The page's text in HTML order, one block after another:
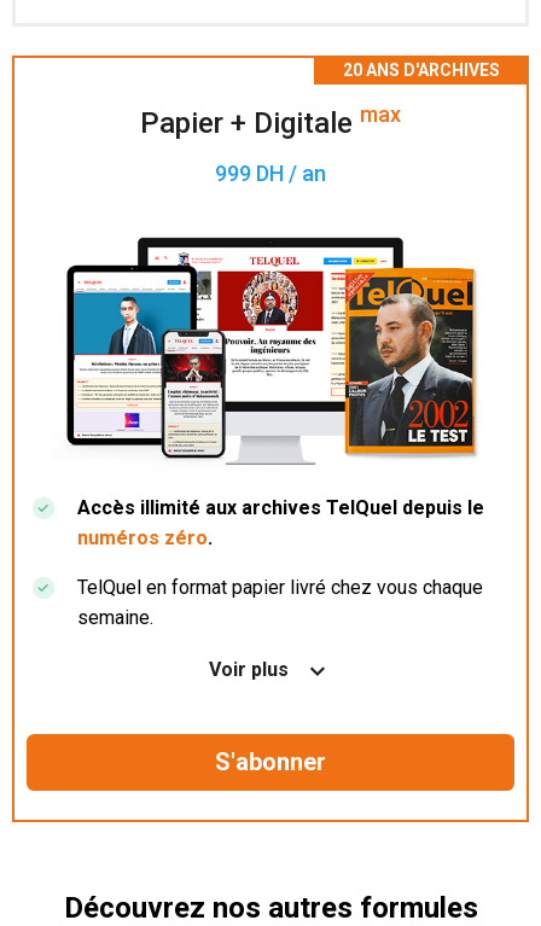
Papier + Digitale max
999 DH / an
Accès illimité aux archives TelQuel depuis le
numéros zéro.
TelQuel en format papier livré chez vous chaque
semaine.
Nos articles en illimité sur ordinateur, tablette et
Le magazine TelQuel en numérique avant la sortie
Des informations confidentielles résérvées aux
Voir plus
Découvrez nos autres formules